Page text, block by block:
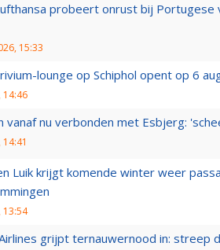
probeert onrust bij Portugese
15:33
lounge op Schiphol opent op 6
14:46
vanaf nu verbonden met Esbjerg:
Luik krijgt komende winter weer
13:54
grijpt ternauwernood in: streep